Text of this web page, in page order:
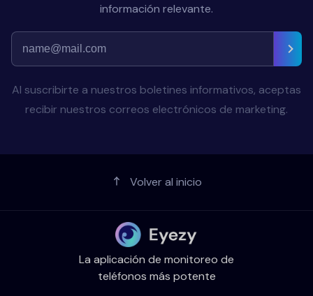
información relevante.
Al suscribirte a nuestros boletines informativos, aceptas
recibir nuestros correos electrónicos de marketing.
Volver al inicio
La aplicación de monitoreo de
teléfonos más potente